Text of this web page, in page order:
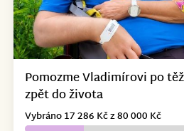
Pomozme Vladimírovi po
zpět do života
Vybráno 17 286 Kč z 80 000 Kč